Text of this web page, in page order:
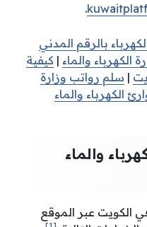
.
بالرقم المدني
الكهرباء والماء | كيفية
| سلم رواتب وزارة
الكهرباء والماء
والماء
الكويت عبر الموقع